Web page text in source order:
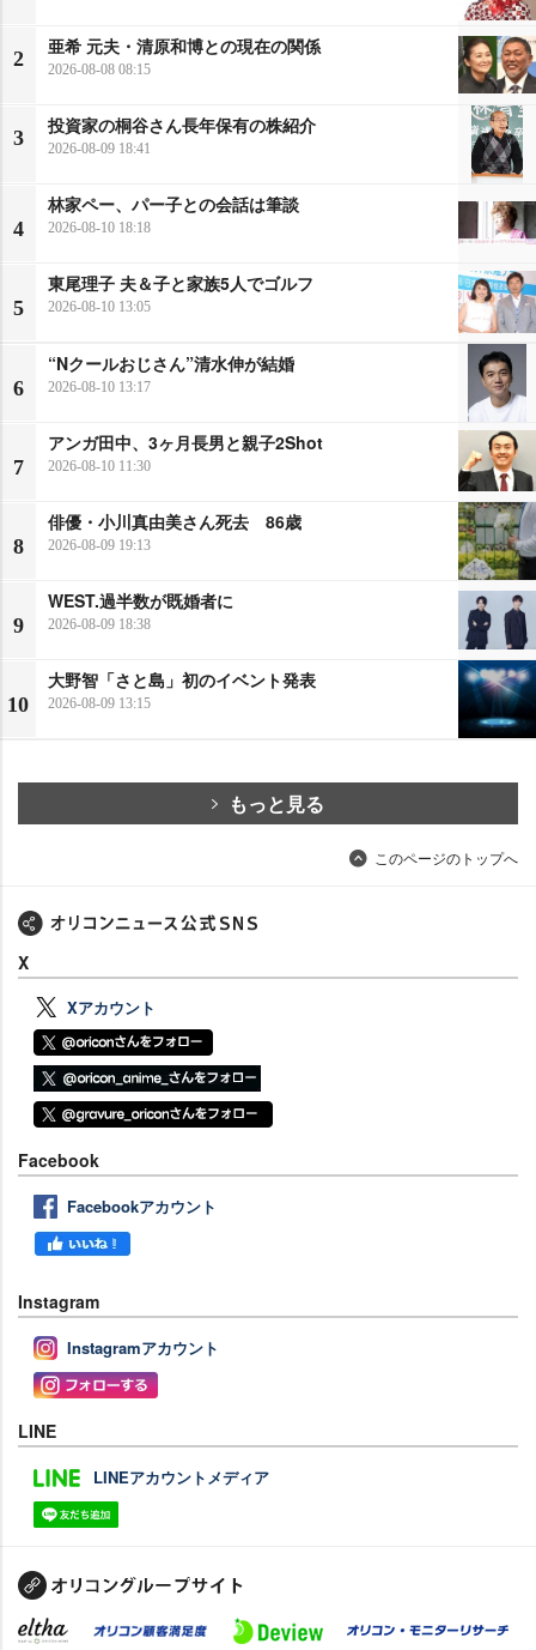
2
亜希 元夫・清原和博との現在の関係
2026-08-08 08:15
3
投資家の桐谷さん長年保有の株紹介
2026-08-09 18:41
4
林家ペー、パー子との会話は筆談
2026-08-10 18:18
5
東尾理子 夫＆子と家族5人でゴルフ
2026-08-10 13:05
6
“Nクールおじさん”清水伸が結婚
2026-08-10 13:17
7
アンガ田中、3ヶ月長男と親子2Shot
2026-08-10 11:30
8
俳優・小川真由美さん死去 86歳
2026-08-09 19:13
9
WEST.過半数が既婚者に
2026-08-09 18:38
10
大野智「さと島」初のイベント発表
2026-08-09 13:15
もっと見る
このページのトップへ
X
Xアカウント
Facebook
Facebookアカウント
Instagram
Instagramアカウント
LINE
LINEアカウントメディア